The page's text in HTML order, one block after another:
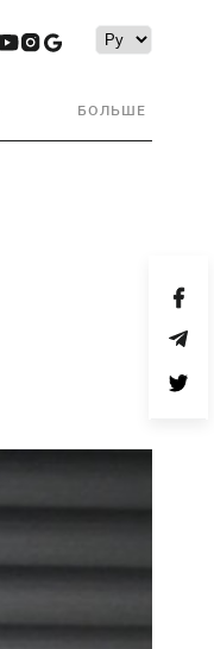
БОЛЬШЕ